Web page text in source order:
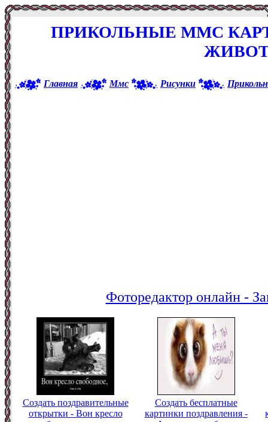
ПРИКОЛЬНЫЕ ММС
Главная Ммс Рисунки
Фоторедактор онлайн -
Создать поздравительные
открытки - Вон кресло
Создать бесплатные
картинки поздравления -